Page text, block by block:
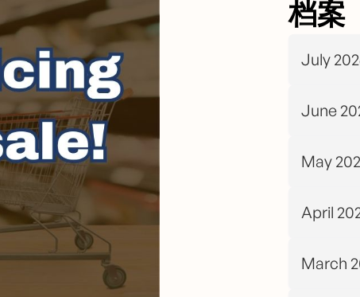
档案
July
June
May
April
March